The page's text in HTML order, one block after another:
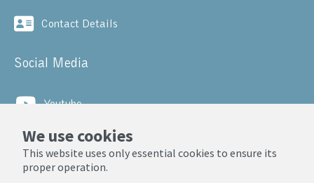
We use cookies
This website uses only essential cookies to ensure its
proper operation.
Contact Details
Social Media
Youtube
LinkedIn
© ZARM, Universität Bremen 2025